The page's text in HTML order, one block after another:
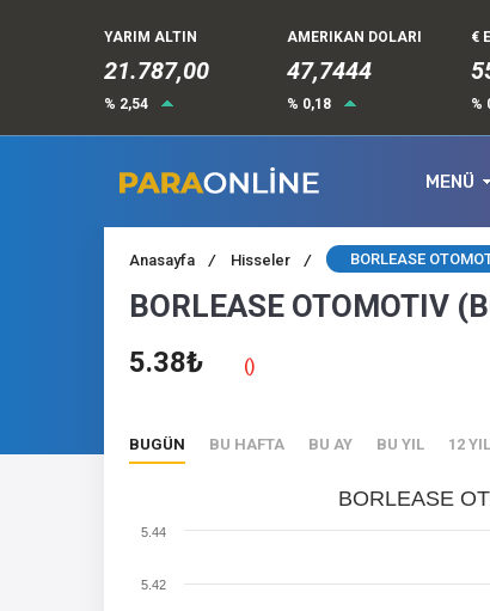
YARIM ALTIN
21.787,00
% 2,54
AMERIKAN DOLARI
47,7444
% 0,18
€
%
MENÜ
Anasayfa / Hisseler / BORLEASE
BORLEASE OTOMOTIV
5.38₺ ()
BUGÜN BU HAFTA BU AY BU YIL 12
BORLEASE
5.42
5.44